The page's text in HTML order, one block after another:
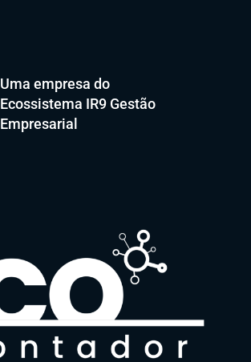
Uma empresa do
Ecossistema IR9 Gestão
Empresarial